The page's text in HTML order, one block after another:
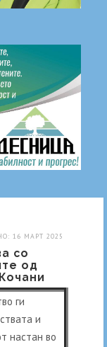
16 МАРТ 2025
со
од
ги
и
настан во